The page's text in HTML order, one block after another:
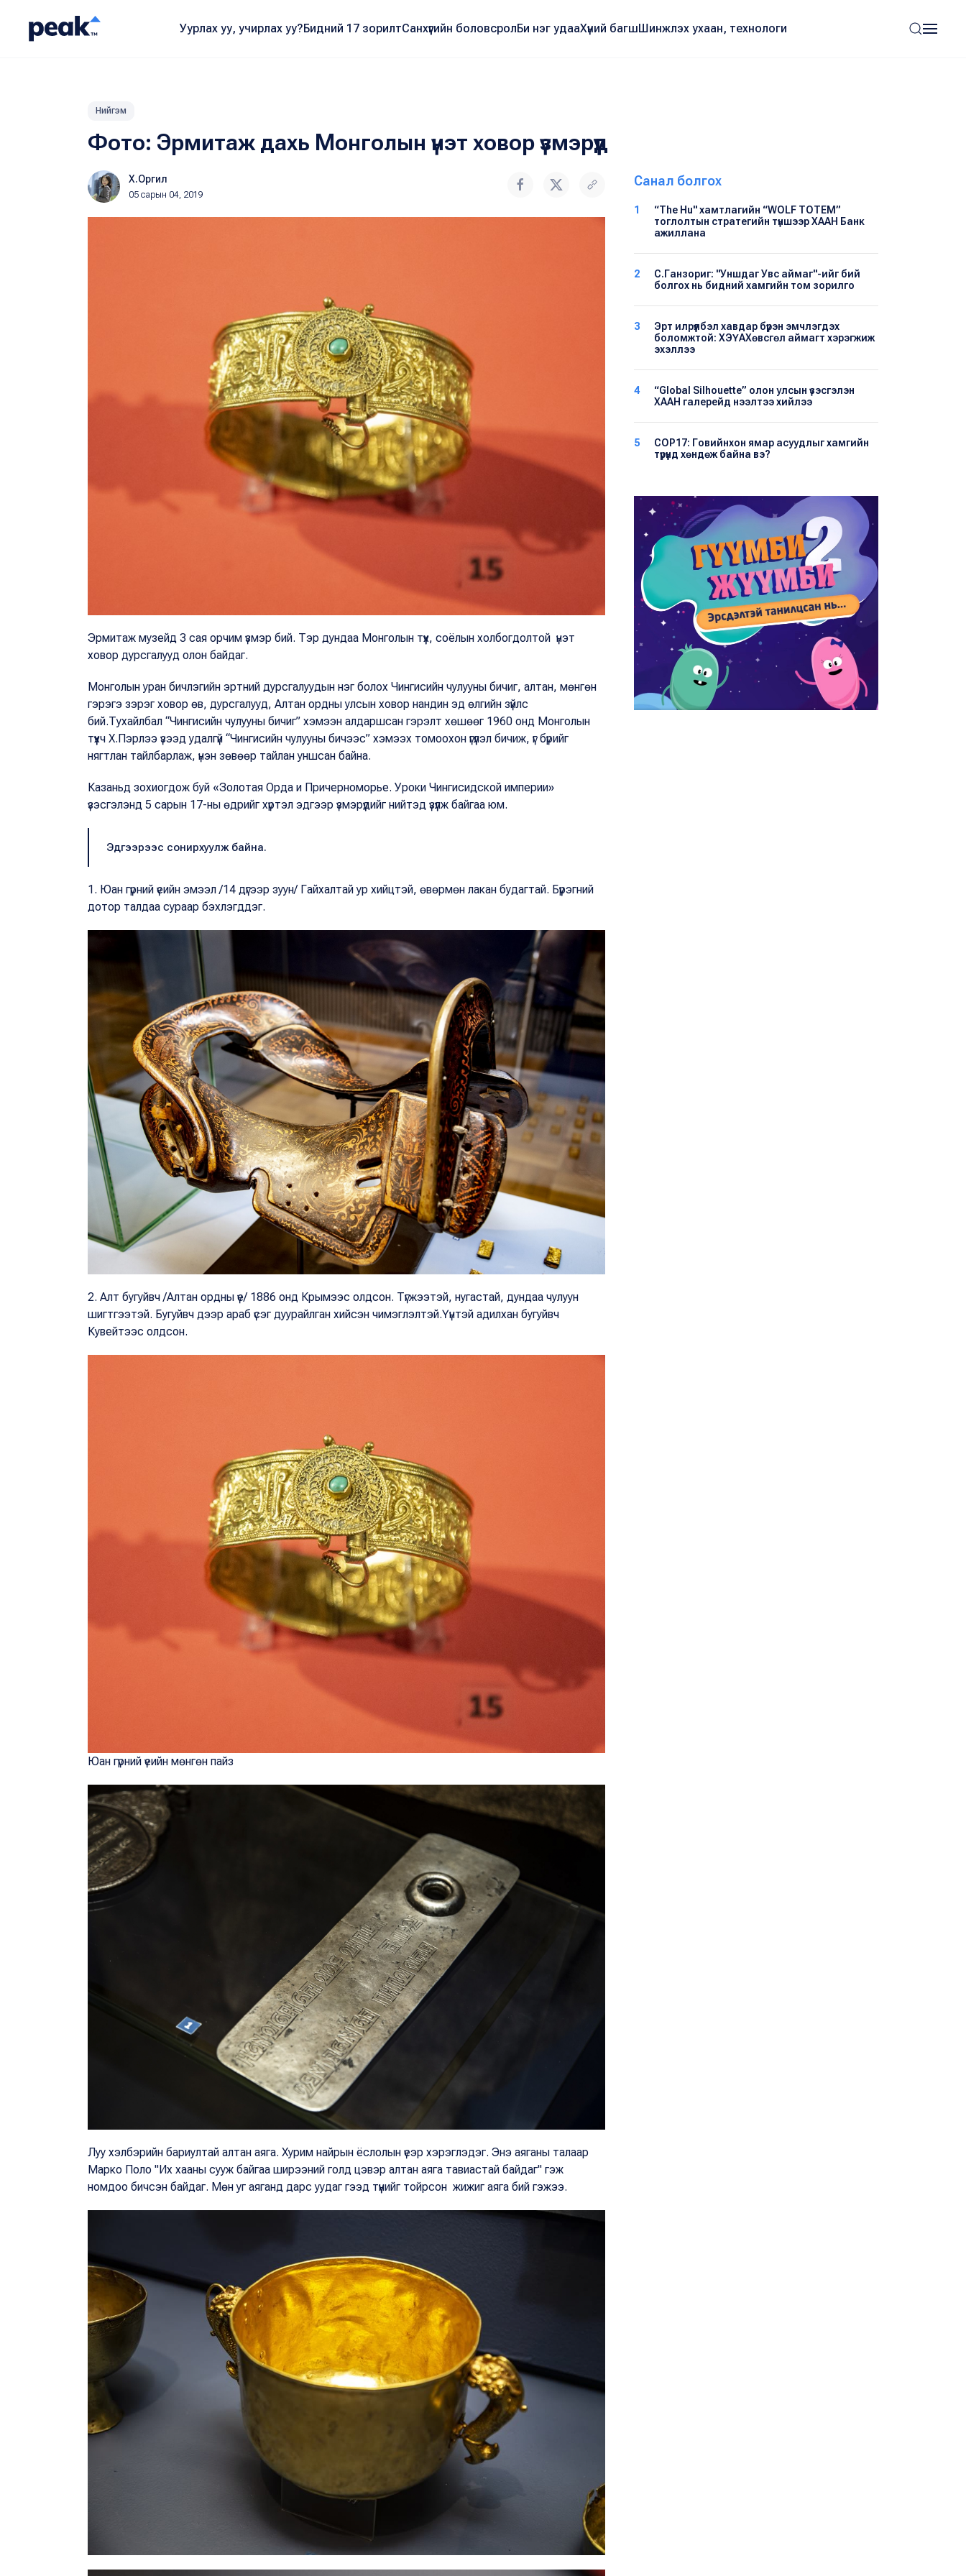
Уурлах уу, учирлах уу?Бидний 17 зорилтСанхүүгийн боловсролБи нэг удааХүний багшШинжлэх ухаан, технологи
Нийгэм
Фото: Эрмитаж дахь Монголын үнэт ховор үзмэрүүд
Х.Оргил
05 сарын 04, 2019
Эрмитаж музейд 3 сая орчим үзмэр бий. Тэр дундаа Монголын түүх, соёлын холбогдолтой үнэт
ховор дурсгалууд олон байдаг.
Монголын уран бичлэгийн эртний дурсгалуудын нэг болох Чингисийн чулууны бичиг, алтан, мөнгөн
гэрэгэ зэрэг ховор өв, дурсгалууд, Алтан ордны улсын ховор нандин эд өлгийн зүйлс
бий.Тухайлбал “Чингисийн чулууны бичиг” хэмээн алдаршсан гэрэлт хөшөөг 1960 онд Монголын
түүхч Х.Пэрлээ үзээд удалгүй “Чингисийн чулууны бичээс” хэмээх томоохон үгүүлэл бичиж, үг бүрийг
нягтлан тайлбарлаж, үнэн зөвөөр тайлан уншсан байна.
Казаньд зохиогдож буй «Золотая Орда и Причерноморье. Уроки Чингисидской империи»
үзэсгэлэнд 5 сарын 17-ны өдрийг хүртэл эдгээр үзмэрүүдийг нийтэд үзүүлж байгаа юм.
Эдгээрээс сонирхуулж байна.
1. Юан гүрний үеийн эмээл /14 дүгээр зуун/ Гайхалтай ур хийцтэй, өвөрмөн лакан будагтай. Бүүрэгний
дотор талдаа сураар бэхлэгддэг.
2. Алт бугуйвч /Алтан ордны үе/ 1886 онд Крымээс олдсон. Түгжээтэй, нугастай, дундаа чулуун
шигтгээтэй. Бугуйвч дээр араб үсэг дуурайлган хийсэн чимэглэлтэй.Үүнтэй адилхан бугуйвч
Кувейтээс олдсон.
Юан гүрний үеийн мөнгөн пайз
Луу хэлбэрийн бариултай алтан аяга. Хурим найрын ёслолын үеэр хэрэглэдэг. Энэ аяганы талаар
Марко Поло "Их хааны сууж байгаа ширээний голд цэвэр алтан аяга тавиастай байдаг" гэж
номдоо бичсэн байдаг. Мөн уг аяганд дарс уудаг гээд түүнийг тойрсон жижиг аяга бий гэжээ.
Санал болгох
1
“The Hu" хамтлагийн “WOLF TOTEM”
тоглолтын стратегийн түншээр ХААН Банк
ажиллана
2
С.Ганзориг: "Уншдаг Увс аймаг"-ийг бий
болгох нь бидний хамгийн том зорилго
3
Эрт илрүүлбэл хавдар бүрэн эмчлэгдэх
боломжтой: ХЭҮА​Хөвсгөл аймагт хэрэгжиж
эхэллээ
4
“Global Silhouette” олон улсын үзэсгэлэн
ХААН галерейд нээлтээ хийлээ
5
COP17: Говийнхон ямар асуудлыг хамгийн
түрүүнд хөндөж байна вэ?